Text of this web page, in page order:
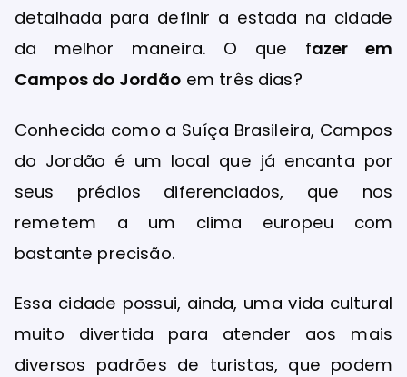
detalhada para definir a estada na cidade
da melhor maneira. O que fazer em
Campos do Jordão em três dias?
Conhecida como a Suíça Brasileira, Campos
do Jordão é um local que já encanta por
seus prédios diferenciados, que nos
remetem a um clima europeu com
bastante precisão.
Essa cidade possui, ainda, uma vida cultural
muito divertida para atender aos mais
diversos padrões de turistas, que podem